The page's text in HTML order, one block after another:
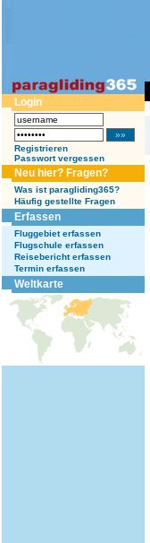
Login
Registrieren
Passwort vergessen
Neu hier? Fragen?
Was ist paragliding365?
Häufig gestellte Fragen
Erfassen
Fluggebiet erfassen
Flugschule erfassen
Reisebericht erfassen
Termin erfassen
Weltkarte